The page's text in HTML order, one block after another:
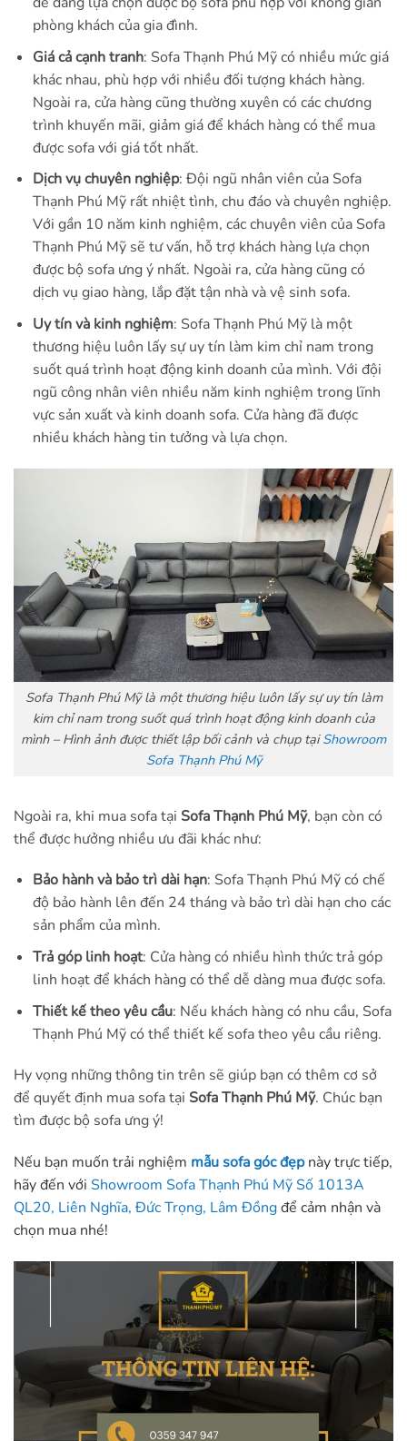
phòng khách của gia đình.
Giá cả cạnh tranh: Sofa Thạnh Phú Mỹ có nhiều mức giá
khác nhau, phù hợp với nhiều đối tượng khách hàng.
Ngoài ra, cửa hàng cũng thường xuyên có các chương
trình khuyến mãi, giảm giá để khách hàng có thể mua
được sofa với giá tốt nhất.
Dịch vụ chuyên nghiệp: Đội ngũ nhân viên của Sofa
Thạnh Phú Mỹ rất nhiệt tình, chu đáo và chuyên nghiệp.
Với gần 10 năm kinh nghiệm, các chuyên viên của Sofa
Thạnh Phú Mỹ sẽ tư vấn, hỗ trợ khách hàng lựa chọn
được bộ sofa ưng ý nhất. Ngoài ra, cửa hàng cũng có
dịch vụ giao hàng, lắp đặt tận nhà và vệ sinh sofa.
Uy tín và kinh nghiệm: Sofa Thạnh Phú Mỹ là một
thương hiệu luôn lấy sự uy tín làm kim chỉ nam trong
suốt quá trình hoạt động kinh doanh của mình. Với đội
ngũ công nhân viên nhiều năm kinh nghiệm trong lĩnh
vực sản xuất và kinh doanh sofa. Cửa hàng đã được
nhiều khách hàng tin tưởng và lựa chọn.
Sofa Thạnh Phú Mỹ là một thương hiệu luôn lấy sự uy tín làm
kim chỉ nam trong suốt quá trình hoạt động kinh doanh của
mình – Hình ảnh được thiết lập bối cảnh và chụp tạiShowroom
Sofa Thạnh Phú Mỹ
Ngoài ra, khi mua sofa tại Sofa Thạnh Phú Mỹ, bạn còn có
thể được hưởng nhiều ưu đãi khác như:
Bảo hành và bảo trì dài hạn: Sofa Thạnh Phú Mỹ có chế
độ bảo hành lên đến 24 tháng và bảo trì dài hạn cho các
sản phẩm của mình.
Trả góp linh hoạt: Cửa hàng có nhiều hình thức trả góp
linh hoạt để khách hàng có thể dễ dàng mua được sofa.
Thiết kế theo yêu cầu: Nếu khách hàng có nhu cầu, Sofa
Thạnh Phú Mỹ có thể thiết kế sofa theo yêu cầu riêng.
Hy vọng những thông tin trên sẽ giúp bạn có thêm cơ sở
để quyết định mua sofa tại Sofa Thạnh Phú Mỹ. Chúc bạn
tìm được bộ sofa ưng ý!
Nếu bạn muốn trải nghiệm mẫu sofa góc đẹpnày trực tiếp,
hãy đến với Showroom Sofa Thạnh Phú Mỹ Số 1013A
QL20, Liên Nghĩa, Đức Trọng, Lâm Đồngđể cảm nhận và
chọn mua nhé!